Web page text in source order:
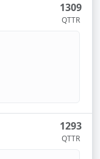
1309
QTTR
1293
QTTR